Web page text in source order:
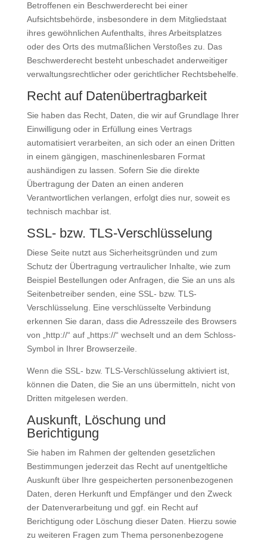
Betroffenen ein Beschwerderecht bei einer
Aufsichtsbehörde, insbesondere in dem Mitgliedstaat
ihres gewöhnlichen Aufenthalts, ihres Arbeitsplatzes
oder des Orts des mutmaßlichen Verstoßes zu. Das
Beschwerderecht besteht unbeschadet anderweitiger
verwaltungsrechtlicher oder gerichtlicher Rechtsbehelfe.
Recht auf Datenübertragbarkeit
Sie haben das Recht, Daten, die wir auf Grundlage Ihrer
Einwilligung oder in Erfüllung eines Vertrags
automatisiert verarbeiten, an sich oder an einen Dritten
in einem gängigen, maschinenlesbaren Format
aushändigen zu lassen. Sofern Sie die direkte
Übertragung der Daten an einen anderen
Verantwortlichen verlangen, erfolgt dies nur, soweit es
technisch machbar ist.
SSL- bzw. TLS-Verschlüsselung
Diese Seite nutzt aus Sicherheitsgründen und zum
Schutz der Übertragung vertraulicher Inhalte, wie zum
Beispiel Bestellungen oder Anfragen, die Sie an uns als
Seitenbetreiber senden, eine SSL- bzw. TLS-
Verschlüsselung. Eine verschlüsselte Verbindung
erkennen Sie daran, dass die Adresszeile des Browsers
von „http://“ auf „https://“ wechselt und an dem Schloss-
Symbol in Ihrer Browserzeile.
Wenn die SSL- bzw. TLS-Verschlüsselung aktiviert ist,
können die Daten, die Sie an uns übermitteln, nicht von
Dritten mitgelesen werden.
Auskunft, Löschung und
Berichtigung
Sie haben im Rahmen der geltenden gesetzlichen
Bestimmungen jederzeit das Recht auf unentgeltliche
Auskunft über Ihre gespeicherten personenbezogenen
Daten, deren Herkunft und Empfänger und den Zweck
der Datenverarbeitung und ggf. ein Recht auf
Berichtigung oder Löschung dieser Daten. Hierzu sowie
zu weiteren Fragen zum Thema personenbezogene